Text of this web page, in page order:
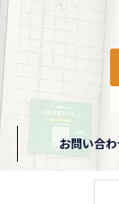
お問い合